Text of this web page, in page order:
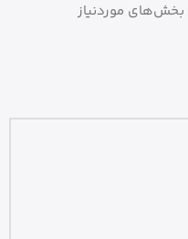
بخش‌های موردنیاز